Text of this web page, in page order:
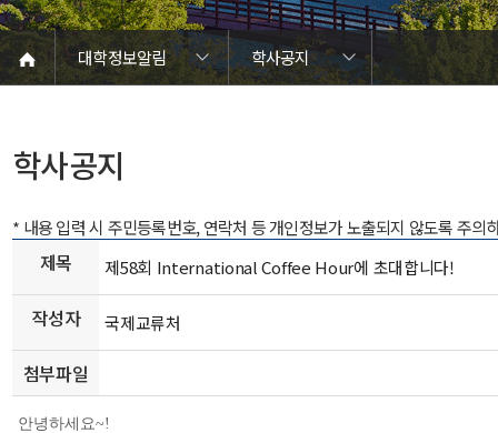
대학정보알림
학사공지
대학정보알림
정보공개
정보서비스안내
온라인민원센터
청렴행정
갑질신고센터
유실물 센터
SEOULTECH광장
대학공지사항
학사공지
장학공지
대학원공지
취업공지
대학입찰
채용정보
공모/외부행사
등록금심의위원회
코로나바이러스19 대응안내
재정위원회
학사공지
* 내용 입력 시 주민등록번호, 연락처 등 개인정보가 노출되지 않도록 주의
제목 제58회 International Coffee Hour에 초대합니다!
작성자 국제교류처
첨부파일
안녕하세요~!